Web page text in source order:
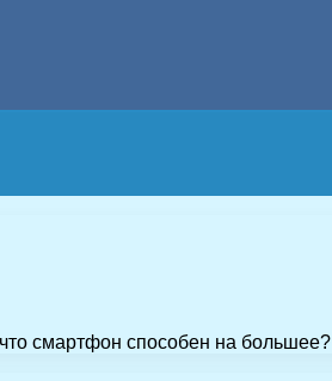
смартфон способен на большее?